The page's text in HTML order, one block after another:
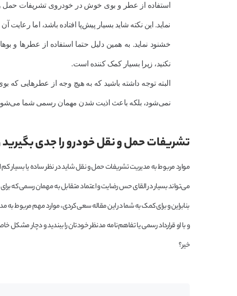
استفاده از عطر و بوی خوش در خودروی تشریفات حمل و
نماید. این نکته شاید بسیار پیش‌پا افتاده باشد، اما
خشنود نماید. به همین دلیل حتما استفاده از عطرها
نکنید، زیرا بسیار کمک کننده است.
البته توجه داشته باشید که به هیچ وجه از عطرهایی که
نمی‌شود، بلکه باعث اذیت شدن مهمان رسمی شما می‌شود
تشریفات حمل و نقل خودرو را جدی بگیرید
موارد مربوط به مدیریت تشریفات حمل و نقل شاید در نظر ساده یا بسیار
می‌تواند بسیار در القای حس رضایت و اعتماد متقابل به مهمان رسمی که برای
بنابراین و برای کمک به شما در این مقاله سعی کردی، موارد مهم مربوط به
و با او قرارداد رسمی یا تفاهم‌نامه مدنظر خودتان را ببندید و دچار مشکل
خیر؟